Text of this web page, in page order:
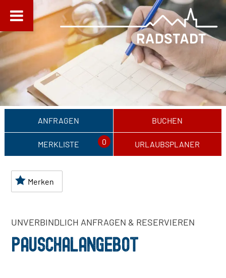
ANFRAGEN BUCHEN
MERKLISTE 0 URLAUBSPLANER
Merken
UNVERBINDLICH ANFRAGEN & RESERVIEREN
PAUSCHALANGEBOT